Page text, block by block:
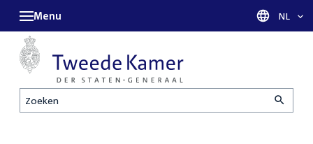
Zoeken
Menu Taal
NL